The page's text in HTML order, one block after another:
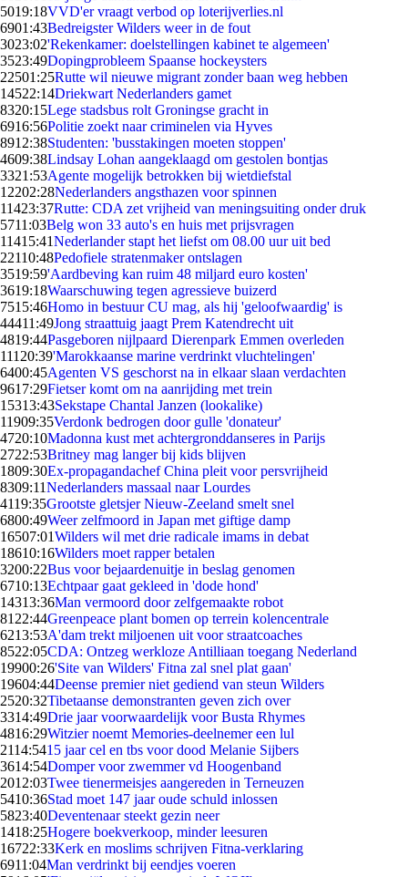
5019:18VVD'er vraagt verbod op loterijverlies.nl
6901:43Bedreigster Wilders weer in de fout
3023:02'Rekenkamer: doelstellingen kabinet te algemeen'
3523:49Dopingprobleem Spaanse hockeysters
22501:25Rutte wil nieuwe migrant zonder baan weg hebben
14522:14Driekwart Nederlanders gamet
8320:15Lege stadsbus rolt Groningse gracht in
6916:56Politie zoekt naar criminelen via Hyves
8912:38Studenten: 'busstakingen moeten stoppen'
4609:38Lindsay Lohan aangeklaagd om gestolen bontjas
3321:53Agente mogelijk betrokken bij wietdiefstal
12202:28Nederlanders angsthazen voor spinnen
11423:37Rutte: CDA zet vrijheid van meningsuiting onder druk
5711:03Belg won 33 auto's en huis met prijsvragen
11415:41Nederlander stapt het liefst om 08.00 uur uit bed
22110:48Pedofiele stratenmaker ontslagen
3519:59'Aardbeving kan ruim 48 miljard euro kosten'
3619:18Waarschuwing tegen agressieve buizerd
7515:46Homo in bestuur CU mag, als hij 'geloofwaardig' is
44411:49Jong straattuig jaagt Prem Katendrecht uit
4819:44Pasgeboren nijlpaard Dierenpark Emmen overleden
111 20:39'Marokkaanse marine verdrinkt vluchtelingen'
6400:45Agenten VS geschorst na in elkaar slaan verdachten
9617:29Fietser komt om na aanrijding met trein
15313:43Sekstape Chantal Janzen (lookalike)
11909:35Verdonk bedrogen door gulle 'donateur'
4720:10Madonna kust met achtergronddanseres in Parijs
2722:53Britney mag langer bij kids blijven
1809:30Ex-propagandachef China pleit voor persvrijheid
8309:11Nederlanders massaal naar Lourdes
4119:35Grootste gletsjer Nieuw-Zeeland smelt snel
6800:49Weer zelfmoord in Japan met giftige damp
16507:01Wilders wil met drie radicale imams in debat
18610:16Wilders moet rapper betalen
3200:22Bus voor bejaardenuitje in beslag genomen
6710:13Echtpaar gaat gekleed in 'dode hond'
14313:36Man vermoord door zelfgemaakte robot
81 22:44Greenpeace plant bomen op terrein kolencentrale
6213:53A'dam trekt miljoenen uit voor straatcoaches
8522:05CDA: Ontzeg werkloze Antilliaan toegang Nederland
19900:26'Site van Wilders' Fitna zal snel plat gaan'
19604:44Deense premier niet gediend van steun Wilders
2520:32Tibetaanse demonstranten geven zich over
3314:49Drie jaar voorwaardelijk voor Busta Rhymes
4816:29Witzier noemt Memories-deelnemer een lul
2114:5415 jaar cel en tbs voor dood Melanie Sijbers
3614:54Domper voor zwemmer vd Hoogenband
2012:03Twee tienermeisjes aangereden in Terneuzen
5410:36Stad moet 147 jaar oude schuld inlossen
5823:40Deventenaar steekt gezin neer
1418:25Hogere boekverkoop, minder leesuren
16722:33Kerk en moslims schrijven Fitna-verklaring
6911:04Man verdrinkt bij eendjes voeren